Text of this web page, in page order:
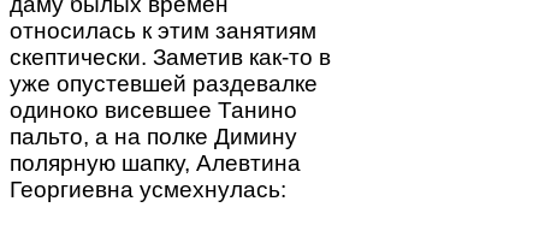
относилась к этим занятиям
скептически. Заметив как-то в
уже опустевшей раздевалке
одиноко висевшее Танино
пальто, а на полке Димину
полярную шапку, Алевтина
Георгиевна усмехнулась: